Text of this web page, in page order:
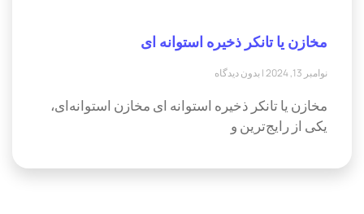
مخازن یا تانکر ذخیره استوانه ای
نوامبر 13, 2024 بدون دیدگاه
مخازن یا تانکر ذخیره استوانه ای مخازن استوانه‌ای،
یکی از رایج‌ترین و